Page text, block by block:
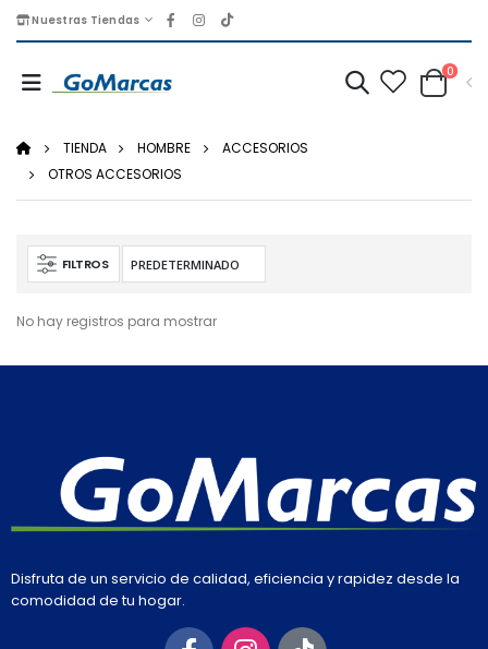
Nuestras Tiendas
0
TIENDA HOMBRE
ACCESORIOS
OTROS ACCESORIOS
FILTROS
No hay registros para mostrar
Disfruta de un servicio de calidad, eficiencia y rapidez desde la
comodidad de tu hogar.